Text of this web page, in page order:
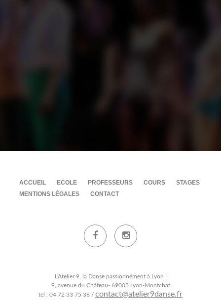
ACCUEIL ECOLE PROFESSEURS COURS
STAGES
MENTIONS LÉGALES
CONTACT
L'Atelier 9, la Danse passionnément à Lyon !
9, avenue du Château- 69003 Lyon-Montchat
tel : 04 72 33 75 36 / contact@atelier9danse.fr